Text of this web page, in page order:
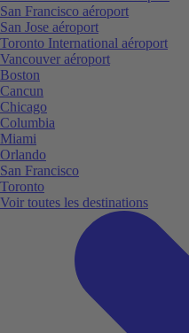
San Francisco aéroport
San Jose aéroport
Toronto International aéroport
Vancouver aéroport
Boston
Cancun
Chicago
Columbia
Miami
Orlando
San Francisco
Toronto
Voir toutes les destinations